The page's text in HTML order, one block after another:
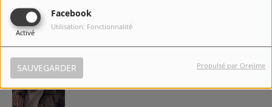
Facebook
Activé
Utilisation: Fonctionnalité
SAUVEGARDER Propulsé par Orejime
4